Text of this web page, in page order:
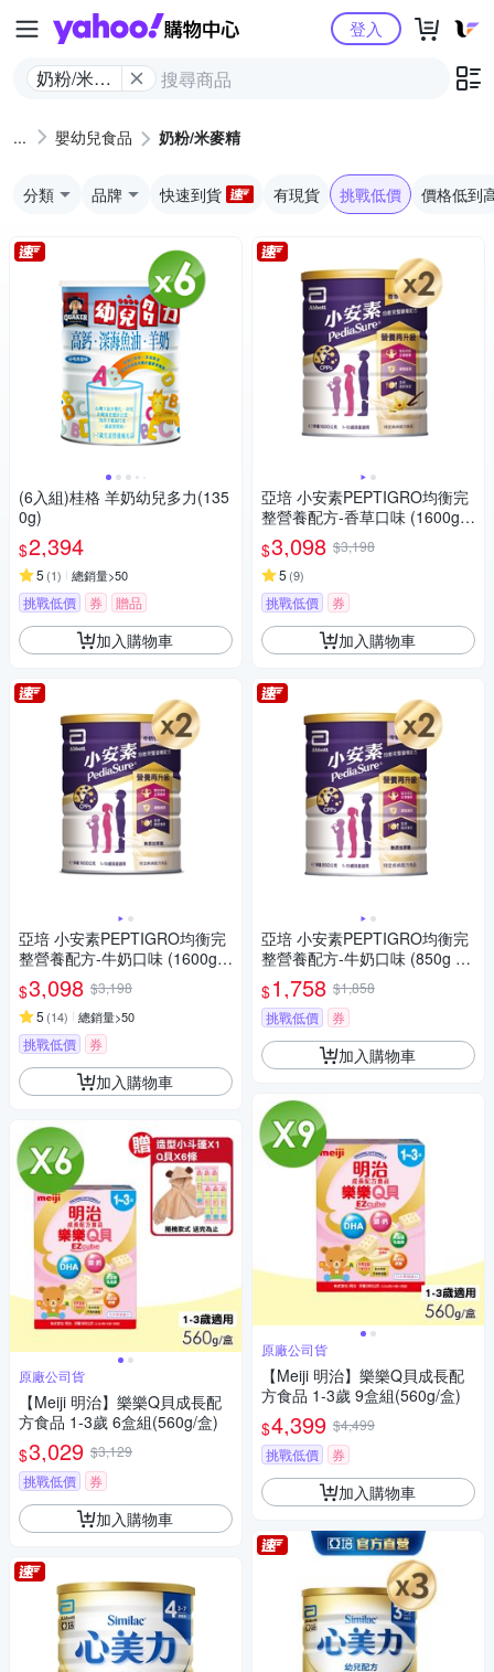
Yahoo購物中心
奶粉/米麥
登入
嬰幼兒食品 奶粉/米麥精
分類 品牌 快速到貨 有現貨 挑戰低價 價格低到
(6入組)桂格 羊奶幼兒多力(135
0g)
$2,394
5 (1) 總銷量>50
挑戰低價 券 贈品
加入購物車
亞培 小安素PEPTIGRO均衡完
整營養配方-牛奶口味 (1600g x
2入)
$3,098 $3,198
5 (14) 總銷量>50
挑戰低價 券
加入購物車
原廠公司貨
【Meiji 明治】樂樂Q貝成長配
方食品 1-3歲 6盒組(560g/盒)
$3,029 $3,129
挑戰低價
券
加入購物車
亞培 小安素PEPTIGRO均衡完
整營養配方-香草口味 (1600g x
2入)
$3,098 $3,198
5 (9)
挑戰低價 券
加入購物車
亞培 小安素PEPTIGRO均衡完
整營養配方-牛奶口味 (850g x
2入)
$1,758 $1,858
挑戰低價
券
加入購物車
原廠公司貨
【Meiji 明治】樂樂Q貝成長配
方食品 1-3歲 9盒組(560g/盒)
$4,399 $4,499
挑戰低價
券
加入購物車